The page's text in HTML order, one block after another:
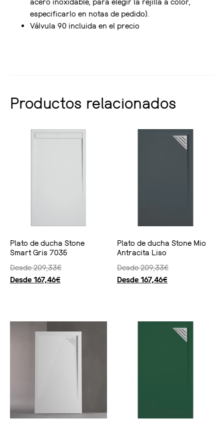
especificarlo en notas de pedido).
Válvula 90 incluida en el precio
Productos relacionados
Plato de ducha Stone
Smart Gris 7035
Desde209,33€
Desde 167,46€
Plato de ducha Stone Mio
Antracita Liso
Desde209,33€
Desde 167,46€